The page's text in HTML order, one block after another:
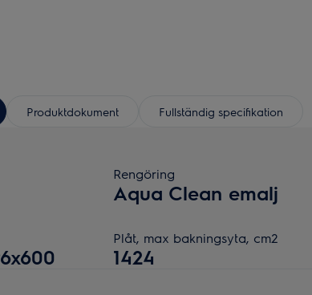
Produktdokument Fullständig specifikation
Rengöring
Aqua Clean emalj
Plåt, max bakningsyta, cm2
1424